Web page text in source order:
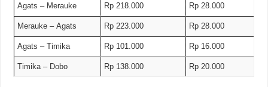
Agats – Merauke Rp 218.000 Rp 28.000
Merauke – Agats Rp 223.000 Rp 28.000
Agats – Timika Rp 101.000 Rp 16.000
Timika – Dobo Rp 138.000 Rp 20.000